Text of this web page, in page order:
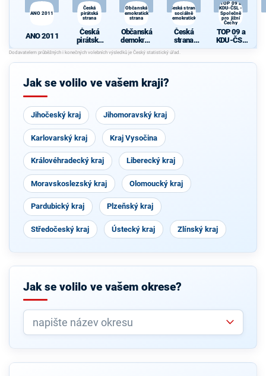
ANO 2011
ANO 2011
Česká
pirátská
strana
Česká
pirátská
strana
Občanská
demokratická
strana
Občanská
demokrati
cká strana
Česká strana
sociálně
demokratická
Česká
strana
sociálně
demokrati
cká
TOP 09 a
KDU-ČSL -
Společně
pro jižní
Čechy
TOP 09 a
KDU-ČSL
- Společně
Čechy
Jak se volilo ve vašem kraji?
Jihočeský kraj Jihomoravský kraj
Karlovarský kraj Kraj Vysočina
Královéhradecký kraj Liberecký kraj
Moravskoslezský kraj Olomoucký kraj
Pardubický kraj Plzeňský kraj
Středočeský kraj Ústecký kraj Zlínský kraj
Jak se volilo ve vašem okrese?